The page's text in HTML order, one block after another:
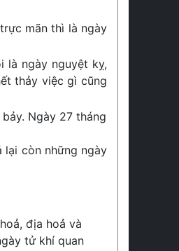
mãn thì là ngày
là ngày nguyệt kỵ,
thảy việc gì cũng
Ngày 27 tháng
lại còn những ngày
địa hoả và
tử khí quan